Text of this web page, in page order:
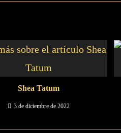
Shea Tatum
3 de diciembre de 2022